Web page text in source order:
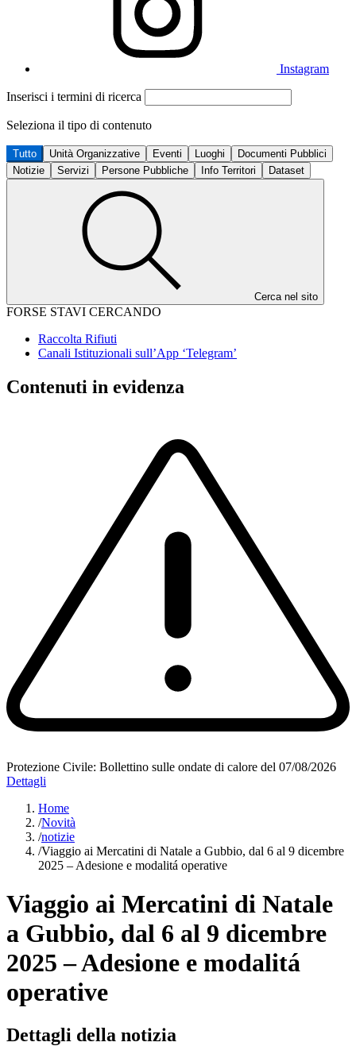
Instagram
Inserisci i termini di ricerca
Seleziona il tipo di contenuto
Tutto Unità Organizzative Eventi Luoghi
Documenti Pubblici
Notizie
Servizi Persone Pubbliche Info Territori Dataset
Cerca nel sito
FORSE STAVI CERCANDO
Raccolta Rifiuti
Canali Istituzionali sull’App ‘Telegram’
Contenuti in evidenza
Protezione Civile: Bollettino sulle ondate di calore del 07/08/2026
Dettagli
Home
/Novità
/notizie
/Viaggio ai Mercatini di Natale a Gubbio, dal 6 al 9 dicembre
2025 – Adesione e modalitá operative
Viaggio ai Mercatini di Natale
a Gubbio, dal 6 al 9 dicembre
2025 – Adesione e modalitá
operative
Dettagli della notizia